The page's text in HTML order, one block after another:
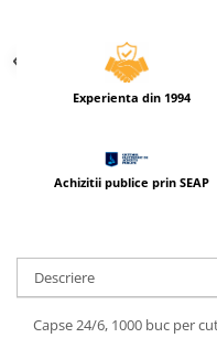
Acuarele, guase, tempera si
Accesorii pictura
Creioane
Creioane colorate
Creioane mecanice si
Cerneala si rezerva
Experienta din 1994
Achizitii publice prin SEAP
Descriere
Capse 24/6, 1000 buc per